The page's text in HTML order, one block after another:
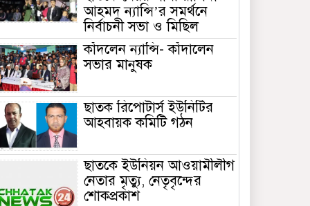
আহমদ ন্যান্সি’র সমর্থনে
নির্বাচনী সভা ও মিছিল
কাঁদলেন ন্যান্সি- কাঁদালেন
সভার মানুষক
ছাতক রিপোটার্স ইউনিটির
আহবায়ক কমিটি গঠন
ছাতকে ইউনিয়ন আওয়ামীলীগ
নেতার মৃত্যু, নেতৃবৃন্দের
শোকপ্রকাশ